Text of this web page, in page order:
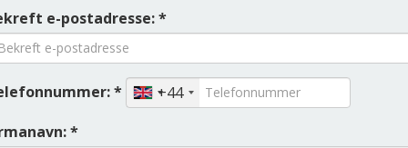
e-postadresse: *
*
+44
*